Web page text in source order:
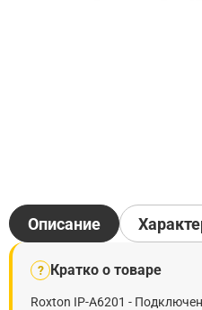
Описание
? Кратко о товаре
Roxton IP-A6201 -